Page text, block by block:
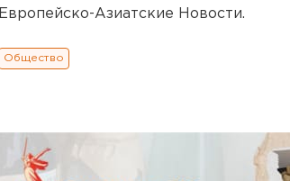
Европейско-Азиатские Новости.
Общество